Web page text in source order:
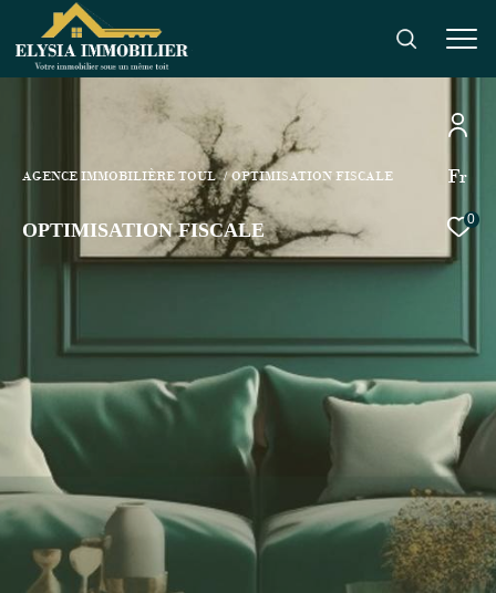
Fr
0
AGENCE IMMOBILIÈRE TOUL OPTIMISATION FISCALE
OPTIMISATION FISCALE